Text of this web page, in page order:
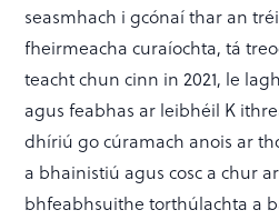
seasmhach i gcónaí thar an
fheirmeacha curaíochta, tá
teacht chun cinn in 2021, le
agus feabhas ar leibhéil K
dhíriú go cúramach anois ar
a bhainistiú agus cosc a chur
bhfeabhsuithe torthúlachta a